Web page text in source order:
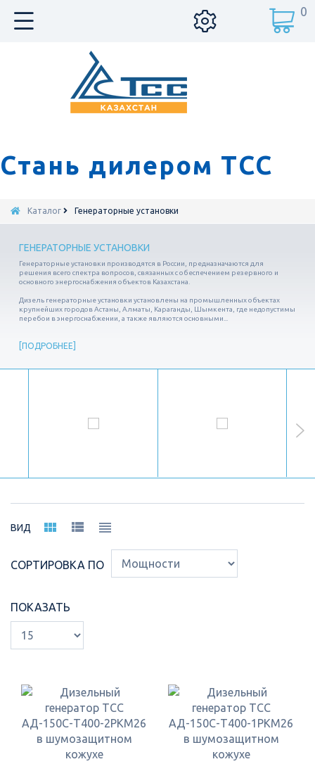
Стань дилером ТСС
0
Каталог Генераторные установки
ГЕНЕРАТОРНЫЕ УСТАНОВКИ
Генераторные установки производятся в России, предназначаются для
решения всего спектра вопросов, связанных с обеспечением резервного и
основного энергоснабжения объектов Казахстана.
Дизель генераторные установки установлены на промышленных объектах
крупнейших городов Астаны, Алматы, Караганды, Шымкента, где недопустимы
перебои в энергоснабжении, а также являются основными...
ПОДРОБНЕЕ
ВИД
СОРТИРОВКА ПО
ПОКАЗАТЬ